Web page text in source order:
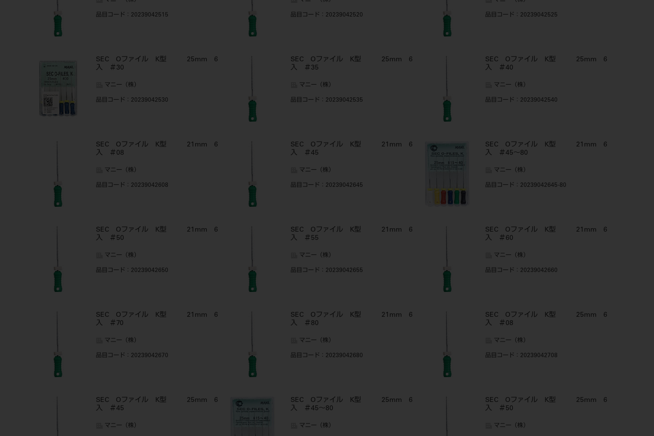
品目コード ：20239042515 品目コード ：20239042520 品目コード ：20239042525
SEC Oファイル K型 25mm 6
入 ＃30
マニー（株）
品目コード ：20239042530
SEC Oファイル K型 25mm 6
入 ＃35
マニー（株）
品目コード ：20239042535
SEC Oファイル K型 25mm 6
入 ＃40
マニー（株）
品目コード ：20239042540
SEC Oファイル K型 21mm 6
入 ＃08
マニー（株）
品目コード ：20239042608
SEC Oファイル K型 21mm 6
入 ＃45
マニー（株）
品目コード ：20239042645
SEC Oファイル K型 21mm 6
入 ＃45～80
マニー（株）
品目コード ：20239042645-80
SEC Oファイル K型 21mm 6
入 ＃50
マニー（株）
品目コード ：20239042650
SEC Oファイル K型 21mm 6
入 ＃55
マニー（株）
品目コード ：20239042655
SEC Oファイル K型 21mm 6
入 ＃60
マニー（株）
品目コード ：20239042660
SEC Oファイル K型 21mm 6
入 ＃70
マニー（株）
品目コード ：20239042670
SEC Oファイル K型 21mm 6
入 ＃80
マニー（株）
品目コード ：20239042680
SEC Oファイル K型 25mm 6
入 ＃08
マニー（株）
品目コード ：20239042708
SEC Oファイル K型 25mm 6
入 ＃45
マニー（株）
SEC Oファイル K型 25mm 6
入 ＃45～80
マニー（株）
SEC Oファイル K型 25mm 6
入 ＃50
マニー（株）